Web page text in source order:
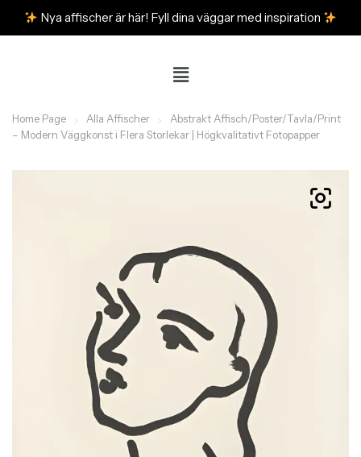
Nya affischer är här! Fyll dina väggar med inspiration
Home Page Alla Affischer
Abstrakt Affisch/Poster/Tavla/Print
– Modern Väggkonst i Flera Storlekar | Högkvalitativt Fotopapper